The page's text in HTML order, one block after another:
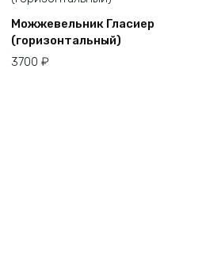
Можжевельник Гласиер
(горизонтальный)
3700 ₽